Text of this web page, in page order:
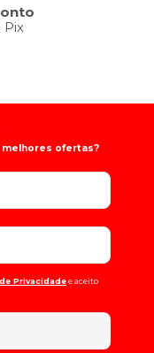
até 10x
ofertas?
Privacidadee aceito